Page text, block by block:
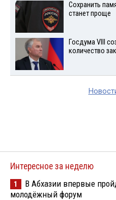
Сохранить
станет проще
Госдума VIII
количество
Интересное за неделю
1
В Абхазии впервые
молодёжный форум